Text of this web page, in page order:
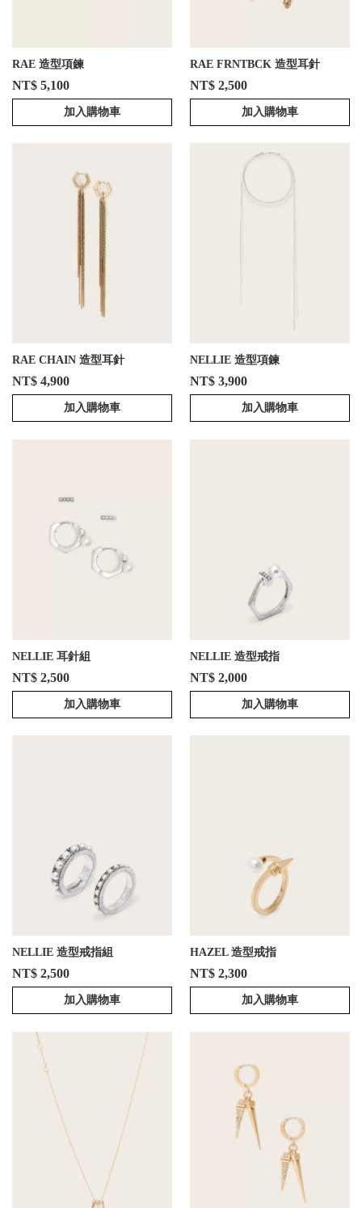
RAE 造型項鍊
NT$ 5,100
加入購物車
RAE FRNTBCK 造型耳針
NT$ 2,500
加入購物車
RAE CHAIN 造型耳針
NT$ 4,900
加入購物車
NELLIE 造型項鍊
NT$ 3,900
加入購物車
NELLIE 耳針組
NT$ 2,500
加入購物車
NELLIE 造型戒指
NT$ 2,000
加入購物車
NELLIE 造型戒指組
NT$ 2,500
加入購物車
HAZEL 造型戒指
NT$ 2,300
加入購物車